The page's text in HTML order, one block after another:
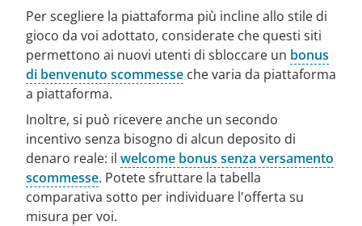
Per scegliere la piattaforma più incline allo stile di
gioco da voi adottato, considerate che questi siti
permettono ai nuovi utenti di sbloccare un bonus
di benvenuto scommesse che varia da piattaforma
a piattaforma.
Inoltre, si può ricevere anche un secondo
incentivo senza bisogno di alcun deposito di
denaro reale: il welcome bonus senza versamento
scommesse. Potete sfruttare la tabella
comparativa sotto per individuare l'offerta su
misura per voi.